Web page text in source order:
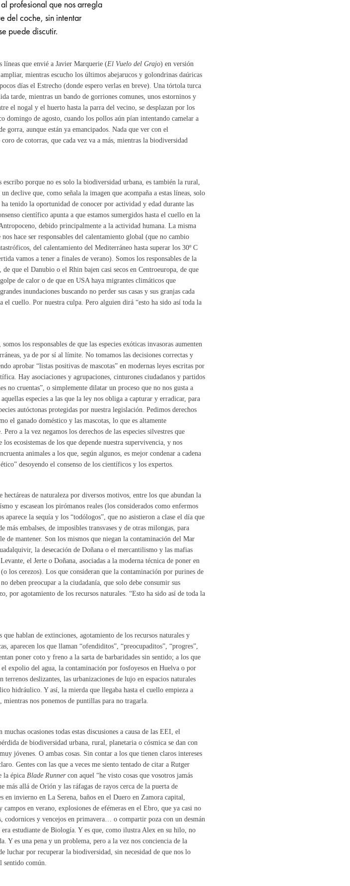
profesional que nos arregla
del coche, sin intentar
puede discutir.
líneas que envié a Javier Marquerie (El Vuelo del Grajo) en versión
mientras escucho los últimos abejarucos y golondrinas daúricas
días el Estrecho (donde espero verlas en breve). Una tórtola turca
tarde, mientras un bando de gorriones comunes, unos estorninos y
el nogal y el huerto hasta la parra del vecino, se desplazan por los
domingo de agosto, cuando los pollos aún pían intentando camelar a
gorra, aunque están ya emancipados. Nada que ver con el
de cotorras, que cada vez va a más, mientras la biodiversidad
escribo porque no es solo la biodiversidad urbana, es también la rural,
declive que, como señala la imagen que acompaña a estas líneas, solo
tenido la oportunidad de conocer por actividad y edad durante las
científico apunta a que estamos sumergidos hasta el cuello en la
debido principalmente a la actividad humana. La misma
hace ser responsables del calentamiento global (que no cambio
del calentamiento del Mediterráneo hasta superar los 30º C
vamos a tener a finales de verano). Somos los responsables de la
que el Danubio o el Rhin bajen casi secos en Centroeuropa, de que
de calor o de que en USA haya migrantes climáticos que
inundaciones buscando no perder sus casas y sus granjas cada
el cuello. Por nuestra culpa. Pero alguien dirá “esto ha sido así toda la
los responsables de que las especies exóticas invasoras aumenten
ya de por sí al límite. No tomamos las decisiones correctas y
aprobar “listas positivas de mascotas” en modernas leyes escritas por
Hay asociaciones y agrupaciones, cinturones ciudadanos y partidos
no cruentas”, o simplemente dilatar un proceso que no nos gusta a
especies a las que la ley nos obliga a capturar y erradicar, para
autóctonas protegidas por nuestra legislación. Pedimos derechos
el ganado doméstico y las mascotas, lo que es altamente
a la vez negamos los derechos de las especies silvestres que
ecosistemas de los que depende nuestra supervivencia, y nos
animales a los que, según algunos, es mejor condenar a cadena
desoyendo el consenso de los científicos y los expertos.
hectáreas de naturaleza por diversos motivos, entre los que abundan la
y escasean los pirómanos reales (los considerados como enfermos
aparece la sequía y los “todólogos”, que no asistieron a clase el día que
más embalses, de imposibles transvases y de otras milongas, para
de mantener. Son los mismos que niegan la contaminación del Mar
la desecación de Doñana o el mercantilismo y las mafias
el Jerte o Doñana, asociadas a la moderna técnica de poner en
los cerezos). Los que consideran que la contaminación por purines de
deben preocupar a la ciudadanía, que solo debe consumir sus
por agotamiento de los recursos naturales. “Esto ha sido así de toda la
hablan de extinciones, agotamiento de los recursos naturales y
aparecen los que llaman “ofendiditos”, “preocupaditos”, “progres”,
poner coto y freno a la sarta de barbaridades sin sentido; a los que
expolio del agua, la contaminación por fosfoyesos en Huelva o por
terrenos deslizantes, las urbanizaciones de lujo en espacios naturales
hidráulico. Y así, la mierda que llegaba hasta el cuello empieza a
mientras nos ponemos de puntillas para no tragarla.
ocasiones todas estas discusiones a causa de las EEI, el
de biodiversidad urbana, rural, planetaria o cósmica se dan con
jóvenes. O ambas cosas. Sin contar a los que tienen claros intereses
Gentes con las que a veces me siento tentado de citar a Rutger
la épica Blade Runnercon aquel “he visto cosas que vosotros jamás
más allá de Orión y las ráfagas de rayos cerca de la puerta de
en invierno en La Serena, baños en el Duero en Zamora capital,
en verano, explosiones de efémeras en el Ebro, que ya casi no
codornices y vencejos en primavera… o compartir poza con un desmán
estudiante de Biología. Y es que, como ilustra Alex en su hilo, no
Y es una pena y un problema, pero a la vez nos conciencia de la
luchar por recuperar la biodiversidad, sin necesidad de que nos lo
sentido común.